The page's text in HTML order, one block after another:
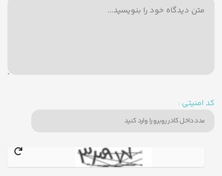
کد امنیتی :